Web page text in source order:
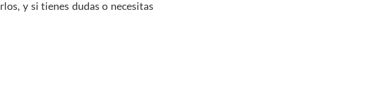
y si tienes dudas o necesitas